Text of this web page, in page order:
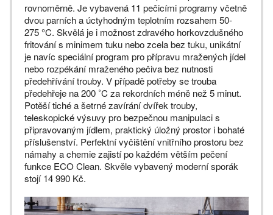
rovnoměrně. Je vybavená 11 pečicími programy včetně
dvou parních a úctyhodným teplotním rozsahem 50-
275 °C. Skvělá je i možnost zdravého horkovzdušného
fritování s minimem tuku nebo zcela bez tuku, unikátní
je navíc speciální program pro přípravu mražených jídel
nebo rozpékání mraženého pečiva bez nutnosti
předehřívání trouby. V případě potřeby se trouba
předehřeje na 200 ˚C za rekordních méně než 5 minut.
Potěší tiché a šetrné zavírání dvířek trouby,
teleskopické výsuvy pro bezpečnou manipulaci s
připravovaným jídlem, praktický úložný prostor i bohaté
příslušenství. Perfektní vyčištění vnitřního prostoru bez
námahy a chemie zajistí po každém větším pečení
funkce ECO Clean. Skvěle vybavený moderní sporák
stojí 14 990 Kč.